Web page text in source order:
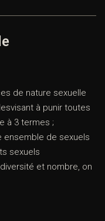
de nature sexuelle
à punir toutes
à 3 termes ;
ensemble de sexuels
sexuels
et nombre, on